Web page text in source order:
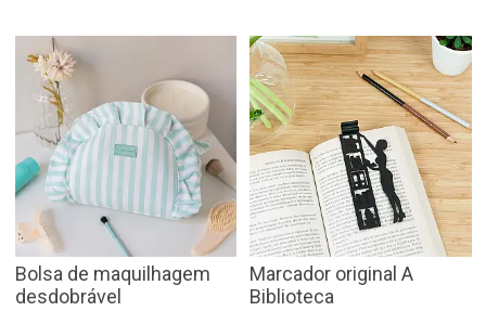
Bolsa de maquilhagem
desdobrável
Marcador original A
Biblioteca